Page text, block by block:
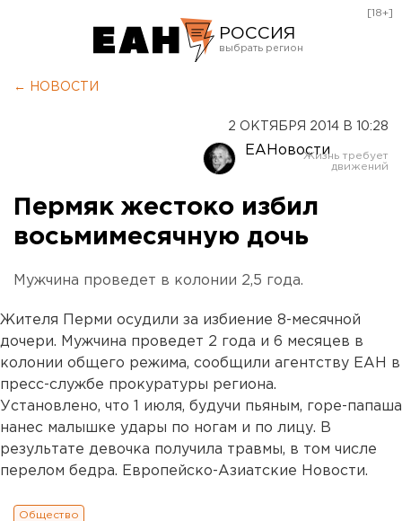
РОССИЯ
Оренбург
[18+]
← НОВОСТИ
2 ОКТЯБРЯ 2014 В 10:28
ЕАНовости
Пермяк жестоко избил
восьмимесячную дочь
Мужчина проведет в колонии 2,5 года.
Жителя Перми осудили за избиение 8-месячной
дочери. Мужчина проведет 2 года и 6 месяцев в
колонии общего режима, сообщили агентству ЕАН в
пресс-службе прокуратуры региона.
Установлено, что 1 июля, будучи пьяным, горе-папаша
нанес малышке удары по ногам и по лицу. В
результате девочка получила травмы, в том числе
перелом бедра. Европейско-Азиатские Новости.
Общество